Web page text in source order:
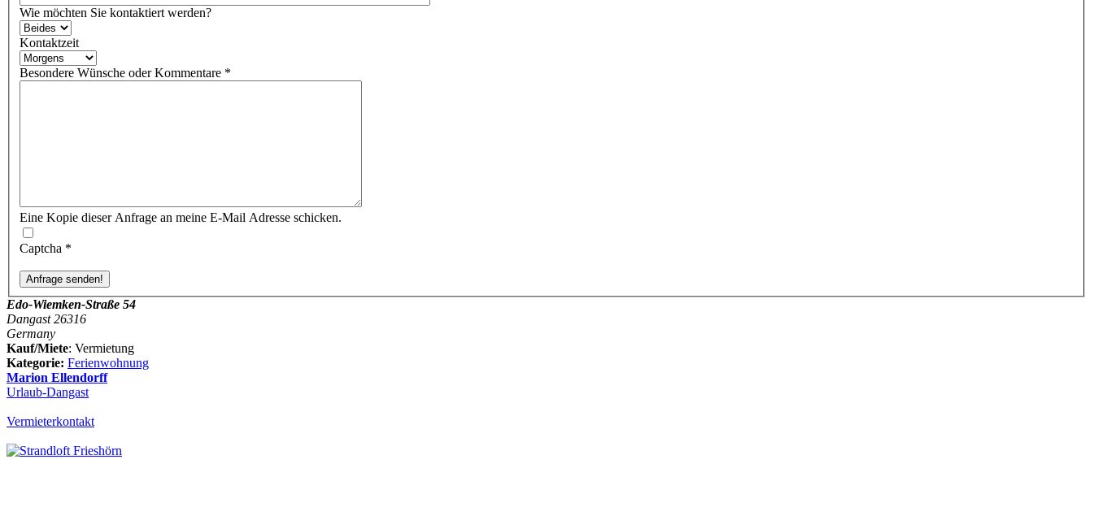
Wie möchten Sie kontaktiert werden?
Kontaktzeit
Besondere Wünsche oder Kommentare *
Eine Kopie dieser Anfrage an meine E-Mail Adresse schicken.
Captcha *
Edo-Wiemken-Straße 54
Dangast 26316
Germany
Kauf/Miete: Vermietung
Kategorie: Ferienwohnung
Marion Ellendorff
Urlaub-Dangast
Vermieterkontakt